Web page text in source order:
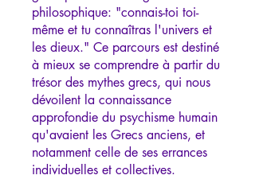
philosophique: "connais-toi toi-
même et tu connaîtras l'univers et
les dieux." Ce parcours est destiné
à mieux se comprendre à partir du
trésor des mythes grecs, qui nous
dévoilent la connaissance
approfondie du psychisme humain
qu'avaient les Grecs anciens, et
notamment celle de ses errances
individuelles et collectives.